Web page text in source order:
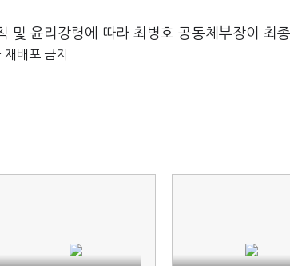
및 윤리강령에 따라 최병호 공동체부장이 최
배포 금지